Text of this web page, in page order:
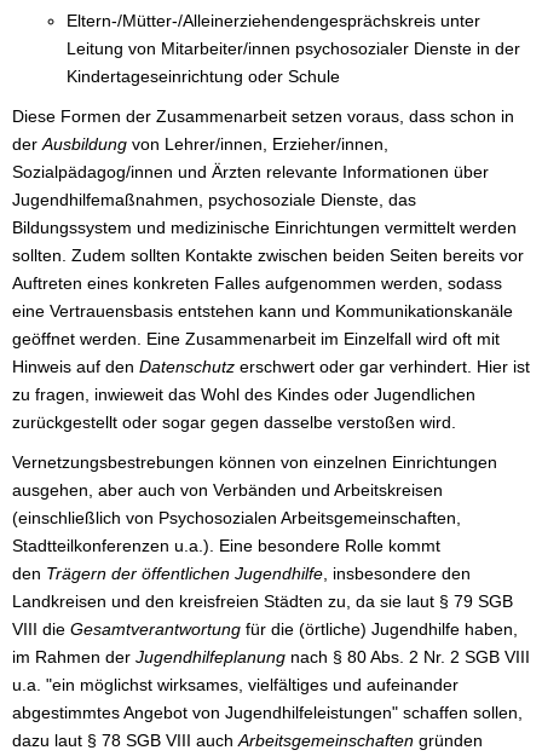
Eltern-/Mütter-/Alleinerziehendengesprächskreis unter
Leitung von Mitarbeiter/innen psychosozialer Dienste in der
Kindertageseinrichtung oder Schule
Diese Formen der Zusammenarbeit setzen voraus, dass schon in
der Ausbildung von Lehrer/innen, Erzieher/innen,
Sozialpädagog/innen und Ärzten relevante Informationen über
Jugendhilfemaßnahmen, psychosoziale Dienste, das
Bildungssystem und medizinische Einrichtungen vermittelt werden
sollten. Zudem sollten Kontakte zwischen beiden Seiten bereits vor
Auftreten eines konkreten Falles aufgenommen werden, sodass
eine Vertrauensbasis entstehen kann und Kommunikationskanäle
geöffnet werden. Eine Zusammenarbeit im Einzelfall wird oft mit
Hinweis auf den Datenschutz erschwert oder gar verhindert. Hier ist
zu fragen, inwieweit das Wohl des Kindes oder Jugendlichen
zurückgestellt oder sogar gegen dasselbe verstoßen wird.
Vernetzungsbestrebungen können von einzelnen Einrichtungen
ausgehen, aber auch von Verbänden und Arbeitskreisen
(einschließlich von Psychosozialen Arbeitsgemeinschaften,
Stadtteilkonferenzen u.a.). Eine besondere Rolle kommt
den Trägern der öffentlichen Jugendhilfe , insbesondere den
Landkreisen und den kreisfreien Städten zu, da sie laut § 79 SGB
VIII die Gesamtverantwortung für die (örtliche) Jugendhilfe haben,
im Rahmen der Jugendhilfeplanung nach § 80 Abs. 2 Nr. 2 SGB VIII
u.a. "ein möglichst wirksames, vielfältiges und aufeinander
abgestimmtes Angebot von Jugendhilfeleistungen" schaffen sollen,
dazu laut § 78 SGB VIII auch Arbeitsgemeinschaften gründen